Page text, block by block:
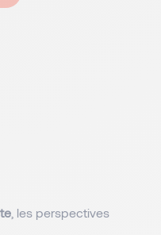
, les perspectives